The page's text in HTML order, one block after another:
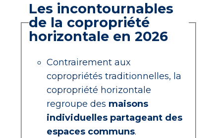
Les incontournables
de la copropriété
horizontale en 2026
Contrairement aux
copropriétés traditionnelles, la
copropriété horizontale
regroupe des maisons
individuelles partageant des
espaces communs.